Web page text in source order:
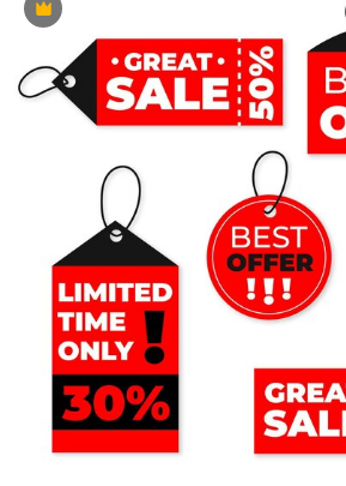
Premium